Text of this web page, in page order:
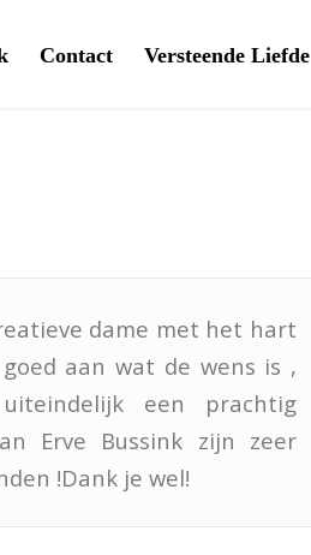
Contact Versteende Liefde
dame met het hart
aan wat de wens is ,
een prachtig
Erve Bussink zijn zeer
!Dank je wel!